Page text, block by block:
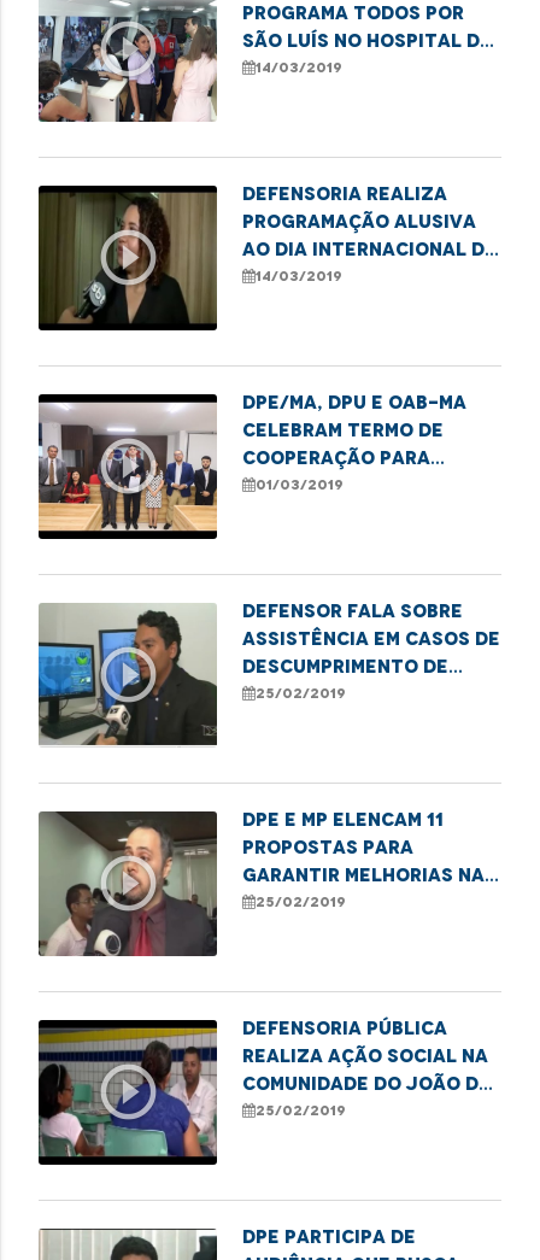
play_circle_outline
programa Todos Por
São Luís no Hospital da
Mulher
14/03/2019
play_circle_outline
Defensoria realiza
programação alusiva
ao Dia Internacional da
Mulher
14/03/2019
play_circle_outline
DPE/MA, DPU e OAB-MA
celebram termo de
cooperação para
atuação conjunta
01/03/2019
play_circle_outline
Defensor fala sobre
assistência em casos de
descumprimento de
decisão judicial
25/02/2019
play_circle_outline
DPE e MP elencam 11
propostas para
garantir melhorias na
unidade de saúde
25/02/2019
play_circle_outline
Defensoria Pública
realiza ação social na
comunidade do João de
Deus
25/02/2019
DPE participa de